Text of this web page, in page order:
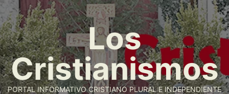
Saltar
al
contenido
Los
Cristianismos
PORTAL INFORMATIVO CRISTIANO PLURAL E INDEPENDIENTE